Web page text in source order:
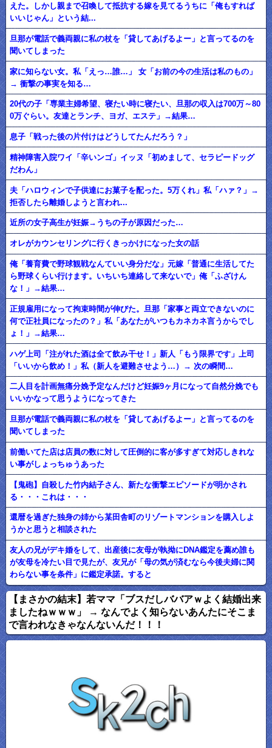
えた。しかし親まで召喚して抵抗する嫁を見てるうちに「俺もすれば
いいじゃん」という結...
旦那が電話で義両親に私の杖を「貸してあげるよー」と言ってるのを
聞いてしまった
家に知らない女。私「えっ…誰…」 女「お前の今の生活は私のもの」
→ 衝撃の事実を知る…
20代の子「専業主婦希望、寝たい時に寝たい、旦那の収入は700万～80
0万ぐらい。友達とランチ、ヨガ、エステ」→結果…
息子「戦った後の片付けはどうしてたんだろう？」
精神障害入院ワイ「辛いンゴ」イッヌ「初めまして、セラピードッグ
だわん」
夫「ハロウィンで子供達にお菓子を配った。5万くれ」私「ハァ？」→
拒否したら離婚しようと言われ...
近所の女子高生が妊娠→うちの子が原因だった…
オレがカウンセリングに行くきっかけになった女の話
俺「養育費で野球観戦なんていい身分だな」元嫁「普通に生活してた
ら野球くらい行けます。いちいち連絡して来ないで」俺「ふざけん
な！」→結果…
正規雇用になって拘束時間が伸びた。旦那「家事と両立できないのに
何で正社員になったの？」私「あなたがいつもカネカネ言うからでし
ょ！」→結果…
ハゲ上司「注がれた酒は全て飲み干せ！」新人「もう限界です」上司
「いいから飲め！」私（新人を避難させよう…）→ 次の瞬間…
二人目を計画無痛分娩予定なんだけど妊娠9ヶ月になって自然分娩でも
いいかなって思うようになってきた
旦那が電話で義両親に私の杖を「貸してあげるよー」と言ってるのを
聞いてしまった
前働いてた店は店員の数に対して圧倒的に客が多すぎて対応しきれな
い事がしょっちゅうあった
【鬼砲】自殺した竹内結子さん、新たな衝撃エピソードが明かされ
る・・・これは・・・
還暦を過ぎた独身の姉から某田舎町のリゾートマンションを購入しよ
うかと思うと相談された
友人の兄がデキ婚をして、出産後に友母が執拗にDNA鑑定を薦め誰も
が友母を冷たい目で見たが、友兄が「母の気が済むなら今後夫婦に関
わらない事を条件」に鑑定承諾。すると
【まさかの結末】若ママ「ブスだしババアｗよく結婚出来
ましたねｗｗｗ」 → なんでよく知らないあんたにそこま
で言われなきゃなんないんだ！！！